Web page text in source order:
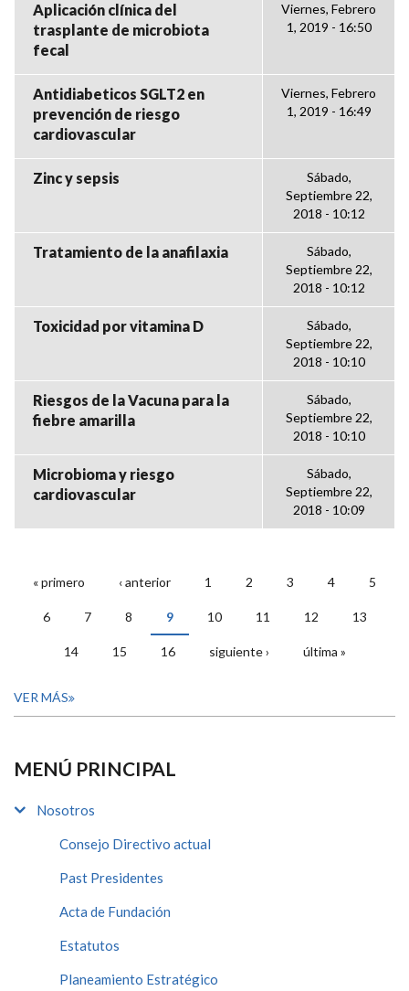
Aplicación clínica del
trasplante de microbiota
fecal
Viernes, Febrero
1, 2019 - 16:50
Antidiabeticos SGLT2 en
prevención de riesgo
cardiovascular
Viernes, Febrero
1, 2019 - 16:49
Zinc y sepsis
Sábado,
Septiembre 22,
2018 - 10:12
Tratamiento de la anafilaxia
Sábado,
Septiembre 22,
2018 - 10:12
Toxicidad por vitamina D
Sábado,
Septiembre 22,
2018 - 10:10
Riesgos de la Vacuna para la
fiebre amarilla
Sábado,
Septiembre 22,
2018 - 10:10
Microbioma y riesgo
cardiovascular
Sábado,
Septiembre 22,
2018 - 10:09
PÁGINAS
« primero ‹ anterior 1 2 3 4 5
6 7 8 9 10 11 12 13
14 15 16 siguiente › última »
VER MÁS
MENÚ PRINCIPAL
Nosotros
Consejo Directivo actual
Past Presidentes
Acta de Fundación
Estatutos
Planeamiento Estratégico